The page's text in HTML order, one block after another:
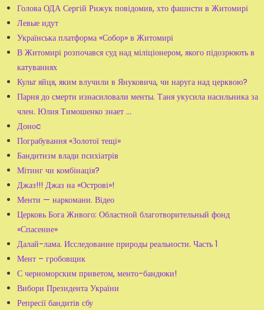
Голова ОДА Сергій Рижук повідомив, хто фашисти в Житомирі
Левые идут
Українська платформа «Собор» в Житомирі
В Житомирі розпочався суд над міліціонером, якого підозрюють в
катуваннях
Культ яйця, яким влучили в Януковича, чи наруга над церквою?
Парня до смерти изнасиловали менты. Таня укусила насильника за
член. Юлия Тимошенко знает ...
Доноc
Пограбування «Золотої тещі»
Бандитизм влади психіатрів
Мітинг чи комбінація?
Джаз!!! Джаз на «Острові»!
Менти — наркомани. Відео
Церковь Бога Живого: Областной благотворительный фонд
«Спасение»
Далай-лама. Исследование природы реальности. Часть 1
Мент – гробовщик
С черноморским приветом, менто-бандюки!
Вибори Президента України
Репресії бандитів сбу